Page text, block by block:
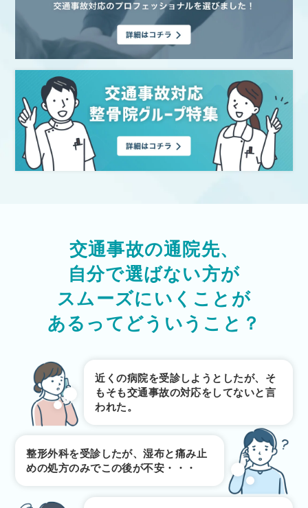
交通事故の通院先、
自分で選ばない方が
スムーズにいくことが
あるってどういうこと？
近くの病院を受診しようとしたが、そ
もそも交通事故の対応をしてないと言
われた。
整形外科を受診したが、湿布と痛み止
めの処方のみでこの後が不安・・・